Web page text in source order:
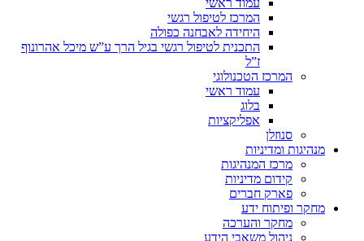
עמוד ראשי
המרכז לטיפול רגשי
היחידה לאבחנה כפולה
התכנית לטיפול רגשי בגיל הרך ע”ש מיכל אהרונוף
ז”ל
המרכז הטכנולוגי
עמוד ראשי
בלוג
אפליקציות
סנוזלן
מנהיגות ומדיניות
מרכז המנהיגות
קידום מדיניות
פארק חברים
מחקר ופיתוח ידע
מחקר והערכה
ניהול משאבי הידע